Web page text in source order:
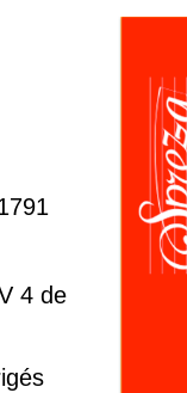
4 de